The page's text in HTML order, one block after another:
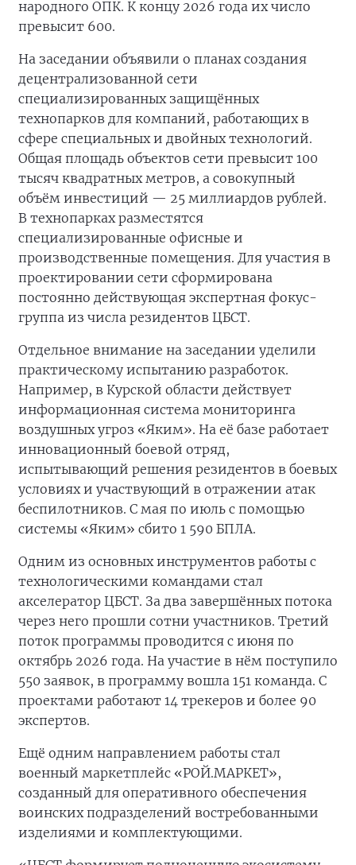
народного ОПК. К концу 2026 года их число
превысит 600.
На заседании объявили о планах создания
децентрализованной сети
специализированных защищённых
технопарков для компаний, работающих в
сфере специальных и двойных технологий.
Общая площадь объектов сети превысит 100
тысяч квадратных метров, а совокупный
объём инвестиций — 25 миллиардов рублей.
В технопарках разместятся
специализированные офисные и
производственные помещения. Для участия в
проектировании сети сформирована
постоянно действующая экспертная фокус-
группа из числа резидентов ЦБСТ.
Отдельное внимание на заседании уделили
практическому испытанию разработок.
Например, в Курской области действует
информационная система мониторинга
воздушных угроз «Яким». На её базе работает
инновационный боевой отряд,
испытывающий решения резидентов в боевых
условиях и участвующий в отражении атак
беспилотников. С мая по июль с помощью
системы «Яким» сбито 1 590 БПЛА.
Одним из основных инструментов работы с
технологическими командами стал
акселератор ЦБСТ. За два завершённых потока
через него прошли сотни участников. Третий
поток программы проводится с июня по
октябрь 2026 года. На участие в нём поступило
550 заявок, в программу вошла 151 команда. С
проектами работают 14 трекеров и более 90
экспертов.
Ещё одним направлением работы стал
военный маркетплейс «РОЙ.МАРКЕТ»,
созданный для оперативного обеспечения
воинских подразделений востребованными
изделиями и комплектующими.